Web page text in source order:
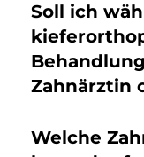
Soll ich
Zahnärztin
Welche